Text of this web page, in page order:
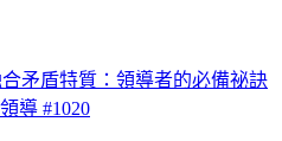
合矛盾特質：領導者的必備祕訣
導 #1020